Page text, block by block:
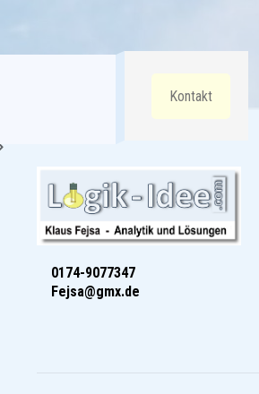
Kontakt
0174-9077347
Fejsa@gmx.de